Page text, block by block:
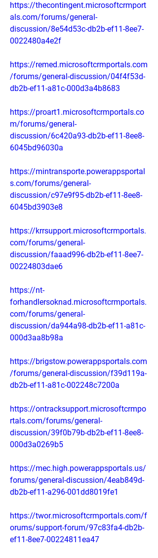
https://thecontingent.microsoftcrmport
als.com/forums/general-
discussion/8e54d53c-db2b-ef11-8ee7-
0022480a4e2f
https://remed.microsoftcrmportals.com
/forums/general-discussion/04f4f53d-
db2b-ef11-a81c-000d3a4b8683
https://proart1.microsoftcrmportals.co
m/forums/general-
discussion/6c420a93-db2b-ef11-8ee8-
6045bd96030a
https://mintransporte.powerappsportal
s.com/forums/general-
discussion/c97e9f95-db2b-ef11-8ee8-
6045bd3903e8
https://krrsupport.microsoftcrmportals.
com/forums/general-
discussion/faaad996-db2b-ef11-8ee7-
00224803dae6
https://nt-
forhandlersoknad.microsoftcrmportals.
com/forums/general-
discussion/da944a98-db2b-ef11-a81c-
000d3aa8b98a
https://brigstow.powerappsportals.com
/forums/general-discussion/f39d119a-
db2b-ef11-a81c-002248c7200a
https://ontracksupport.microsoftcrmpo
rtals.com/forums/general-
discussion/39f0b79b-db2b-ef11-8ee8-
000d3a0269b5
https://mec.high.powerappsportals.us/
forums/general-discussion/4eab849d-
db2b-ef11-a296-001dd8019fe1
https://twor.microsoftcrmportals.com/f
orums/support-forum/97c83fa4-db2b-
ef11-8ee7-00224811ea47